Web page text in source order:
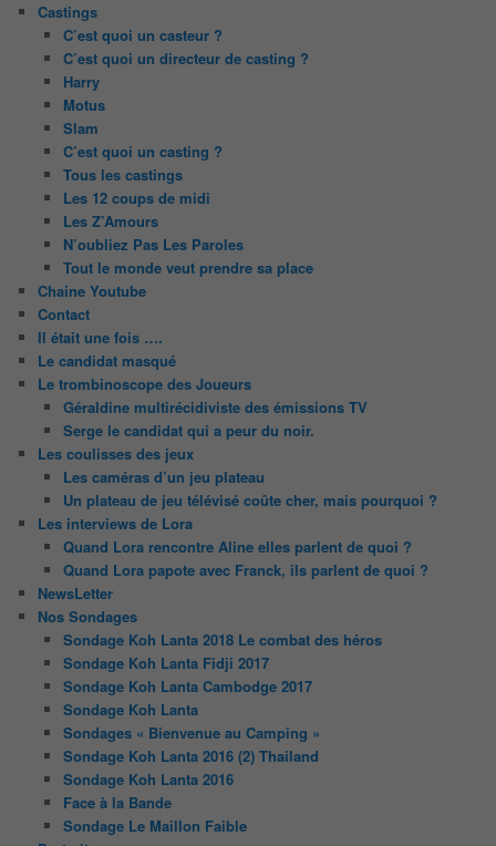
Castings
C’est quoi un casteur ?
C’est quoi un directeur de casting ?
Harry
Motus
Slam
C’est quoi un casting ?
Tous les castings
Les 12 coups de midi
Les Z’Amours
N’oubliez Pas Les Paroles
Tout le monde veut prendre sa place
Chaine Youtube
Contact
Il était une fois ….
Le candidat masqué
Le trombinoscope des Joueurs
Géraldine multirécidiviste des émissions TV
Serge le candidat qui a peur du noir.
Les coulisses des jeux
Les caméras d’un jeu plateau
Un plateau de jeu télévisé coûte cher, mais pourquoi ?
Les interviews de Lora
Quand Lora rencontre Aline elles parlent de quoi ?
Quand Lora papote avec Franck, ils parlent de quoi ?
NewsLetter
Nos Sondages
Sondage Koh Lanta 2018 Le combat des héros
Sondage Koh Lanta Fidji 2017
Sondage Koh Lanta Cambodge 2017
Sondage Koh Lanta
Sondages « Bienvenue au Camping »
Sondage Koh Lanta 2016 (2) Thailand
Sondage Koh Lanta 2016
Face à la Bande
Sondage Le Maillon Faible